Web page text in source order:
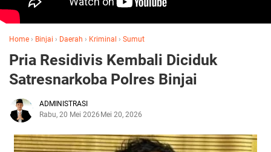
Home › Binjai › Daerah › Kriminal › Sumut
‎Pria Residivis Kembali Diciduk
Satresnarkoba Polres Binjai‎
ADMINISTRASI
Rabu, 20 Mei 2026 Mei 20, 2026